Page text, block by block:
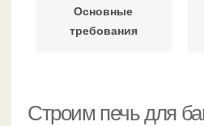
Основные
требования
Строим печь для